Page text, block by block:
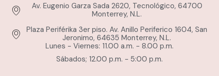
Av. Eugenio Garza Sada 2620, Tecnológico, 64700
Monterrey, N.L.
Plaza Periférika 3er piso. Av. Anillo Periferico 1604, San
Jeronimo, 64635 Monterrey, N.L.
Lunes - Viernes: 11.00 a.m. - 8.00 p.m.
Sábados; 12.00 p.m. - 5:00 p.m.